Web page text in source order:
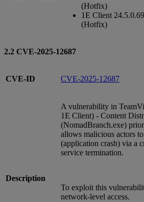
(Hotfix)
1E Client
(Hotfix)
2.2 CVE-2025-12687
CVE-ID CVE-2025-12687
Description
A vulnerability in
1E Client) - Content
(NomadBranch.exe)
allows malicious actors
(application crash) via a
service termination.
To exploit this
network-level access.